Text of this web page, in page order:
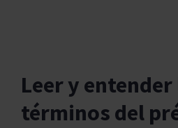
Leer y entender
términos del